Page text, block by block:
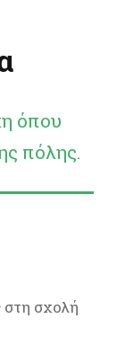
όπου
πόλης.
σχολή